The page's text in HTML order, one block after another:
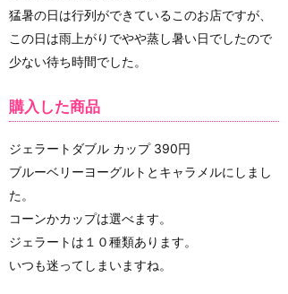
猛暑の日は行列ができているこのお店ですが、
この日は雨上がりでやや蒸し暑い日でしたので
少ない待ち時間でした。
購入した商品
ジェラートダブル カップ 390円
ブルーベリーヨーグルトとキャラメルにしまし
た。
コーンかカップは選べます。
ジェラートは１０種類あります。
いつも迷ってしまいますね。